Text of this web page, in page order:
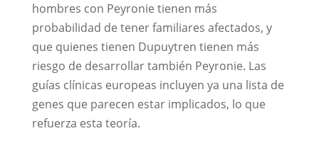
hombres con Peyronie tienen más
probabilidad de tener familiares afectados, y
que quienes tienen Dupuytren tienen más
riesgo de desarrollar también Peyronie. Las
guías clínicas europeas incluyen ya una lista de
genes que parecen estar implicados, lo que
refuerza esta teoría.